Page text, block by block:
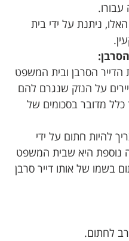
ניתנת על ידי בית
הדייר הסרבן ובית המשפט
על הנזק שנגרם להם
מדובר בסכומים של
להיות חתום על ידי
נוספת היא שבית המשפט
בשמו של אותו דייר סרבן
לחתום.